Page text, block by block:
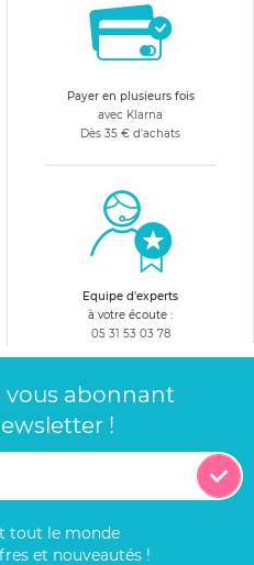
Payer en plusieurs fois
avec Klarna
Dès 35 € d'achats
Equipe d'experts
à votre écoute :
05 31 53 03 78
vous abonnant
!
tout le monde
et nouveautés !